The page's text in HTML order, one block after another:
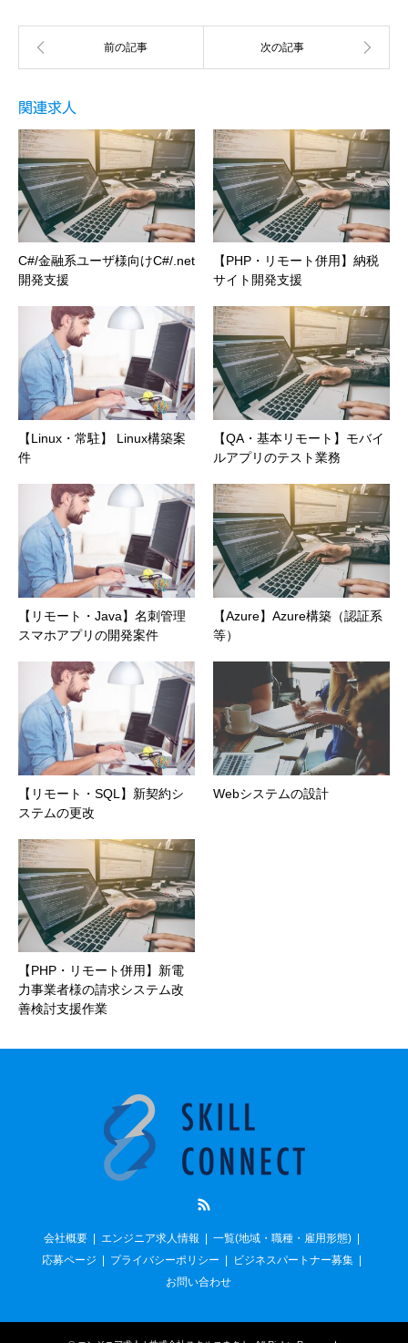
関連求人
C#/金融系ユーザ様向けC#/.net
開発支援
【PHP・リモート併用】納税
サイト開発支援
【Linux・常駐】 Linux構築案
件
【QA・基本リモート】モバイ
ルアプリのテスト業務
【リモート・Java】名刺管理
スマホアプリの開発案件
【Azure】Azure構築（認証系
等）
【リモート・SQL】新契約シ
ステムの更改
Webシステムの設計
【PHP・リモート併用】新電
力事業者様の請求システム改
善検討支援作業
会社概要 エンジニア求人情報
一覧(地域・職種・雇用形態)
応募ページ
プライバシーポリシー
ビジネスパートナー募集
お問い合わせ